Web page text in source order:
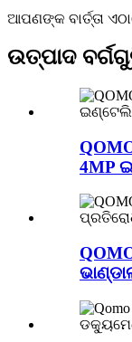
ଆପଣଙ୍କ ବାର୍ତ୍ତା
ଉତ୍ପାଦ
4MP